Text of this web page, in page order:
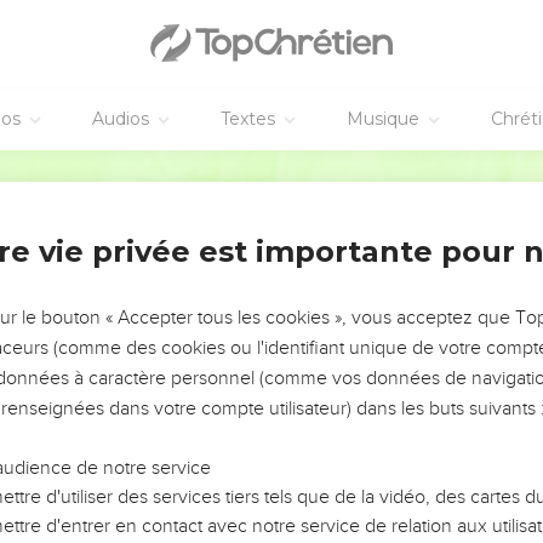
Audios Textes Musique
comme bouclier : il vous permettra d’éteindre toutes les flèches
casque et la parole de Dieu comme épée donnée par
à Dieu dans la prière. Oui, priez en toute occasion, avec
continuellement fidèles. Priez pour l’ensemble du peuple de
de la Bonne Nouvelle.
en prison, je suis l’ambassadeur de cette Bonne
comme je le dois.
et collaborateur fidèle au service du Seigneur, vous
en particulier pour vous dire comment nous allons et pour
Seigneur Jésus-Christ accordent à tous les frères la paix et
vie privée est importante pour
le bouton « Accepter tous les cookies », vous acceptez que
(comme des cookies ou l'identifiant unique de votre
à caractère personnel (comme vos données de
dans votre compte utilisateur) dans les buts suivants :
de notre service
d'utiliser des services tiers tels que de la vidéo, des cartes
d'entrer en contact avec notre service de relation aux